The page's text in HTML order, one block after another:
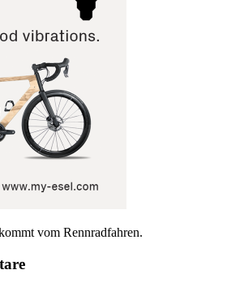
vom Rennradfahren.